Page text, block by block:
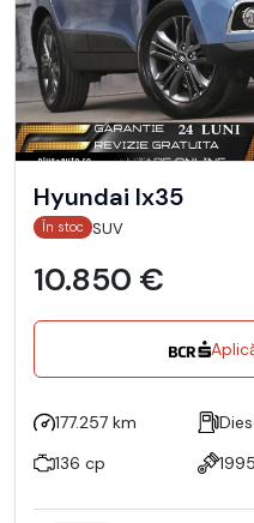
Hyundai Ix35
În stoc SUV
10.850 €
177.257 km
136 cp